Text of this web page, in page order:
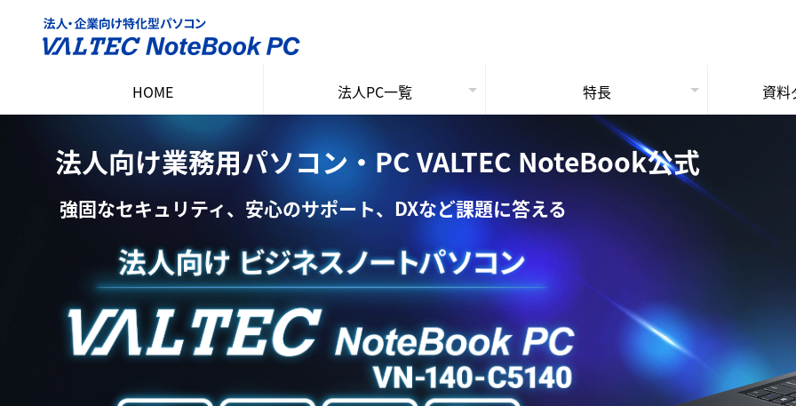
HOME 法人PC一覧
14インチ ノートPC
15インチ ノートPC
ソリューション
特長
法人専門の理由
3年保証
法人PC保守サービス
資料
法人向け業務用パソコン・PC VALTEC NoteBook公式
強固なセキュリティ、安心のサポート、DXなど課題に答える